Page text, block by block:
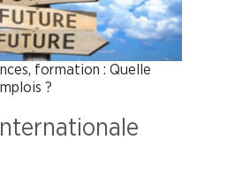
formation : Quelle
?